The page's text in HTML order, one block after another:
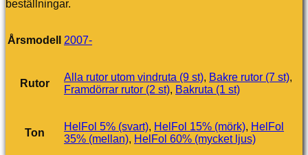
beställningar.
Årsmodell 2007-
Rutor
Alla rutor utom vindruta (9 st), Bakre rutor (7 st),
Framdörrar rutor (2 st), Bakruta (1 st)
Ton
HelFol 5% (svart), HelFol 15% (mörk), HelFol
35% (mellan), HelFol 60% (mycket ljus)